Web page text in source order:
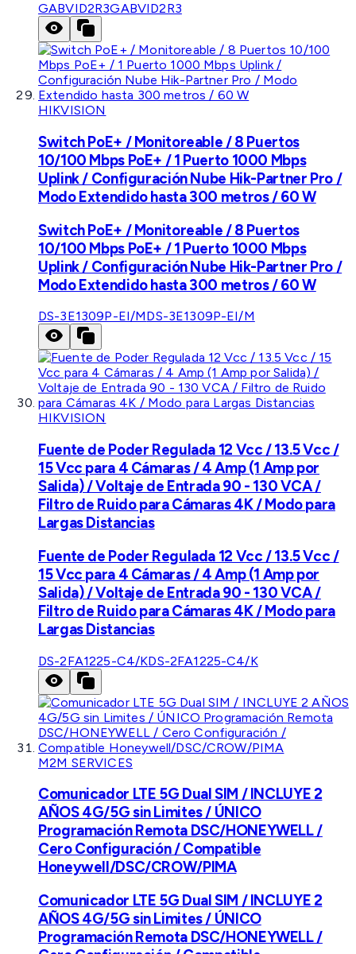
GABVID2R3GABVID2R3
HIKVISION
Switch PoE+ / Monitoreable / 8 Puertos
10/100 Mbps PoE+ / 1 Puerto 1000 Mbps
Uplink / Configuración Nube Hik-Partner Pro /
Modo Extendido hasta 300 metros / 60 W
Switch PoE+ / Monitoreable / 8 Puertos
10/100 Mbps PoE+ / 1 Puerto 1000 Mbps
Uplink / Configuración Nube Hik-Partner Pro /
Modo Extendido hasta 300 metros / 60 W
DS-3E1309P-EI/MDS-3E1309P-EI/M
HIKVISION
Fuente de Poder Regulada 12 Vcc / 13.5 Vcc /
15 Vcc para 4 Cámaras / 4 Amp (1 Amp por
Salida) / Voltaje de Entrada 90 - 130 VCA /
Filtro de Ruido para Cámaras 4K / Modo para
Largas Distancias
Fuente de Poder Regulada 12 Vcc / 13.5 Vcc /
15 Vcc para 4 Cámaras / 4 Amp (1 Amp por
Salida) / Voltaje de Entrada 90 - 130 VCA /
Filtro de Ruido para Cámaras 4K / Modo para
Largas Distancias
DS-2FA1225-C4/KDS-2FA1225-C4/K
M2M SERVICES
Comunicador LTE 5G Dual SIM / INCLUYE 2
AÑOS 4G/5G sin Limites / ÚNICO
Programación Remota DSC/HONEYWELL /
Cero Configuración / Compatible
Honeywell/DSC/CROW/PIMA
Comunicador LTE 5G Dual SIM / INCLUYE 2
AÑOS 4G/5G sin Limites / ÚNICO
Programación Remota DSC/HONEYWELL /